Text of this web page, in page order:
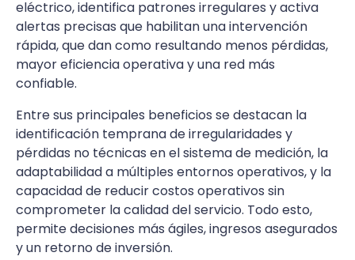
eléctrico, identifica patrones irregulares y activa
alertas precisas que habilitan una intervención
rápida, que dan como resultando menos pérdidas,
mayor eficiencia operativa y una red más
confiable.
Entre sus principales beneficios se destacan la
identificación temprana de irregularidades y
pérdidas no técnicas en el sistema de medición, la
adaptabilidad a múltiples entornos operativos, y la
capacidad de reducir costos operativos sin
comprometer la calidad del servicio. Todo esto,
permite decisiones más ágiles, ingresos asegurados
y un retorno de inversión.